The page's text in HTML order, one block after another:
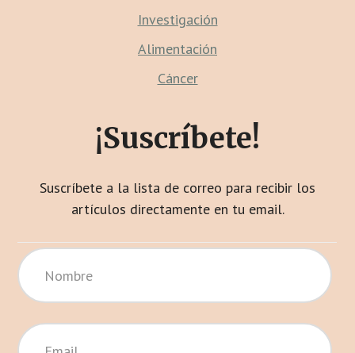
Investigación
Alimentación
Cáncer
¡Suscríbete!
Suscríbete a la lista de correo para recibir los
artículos directamente en tu email.